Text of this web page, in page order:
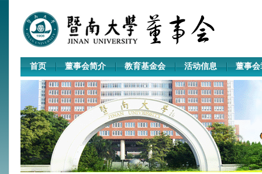
首页 董事会简介 教育基金会 活动信息 董事会